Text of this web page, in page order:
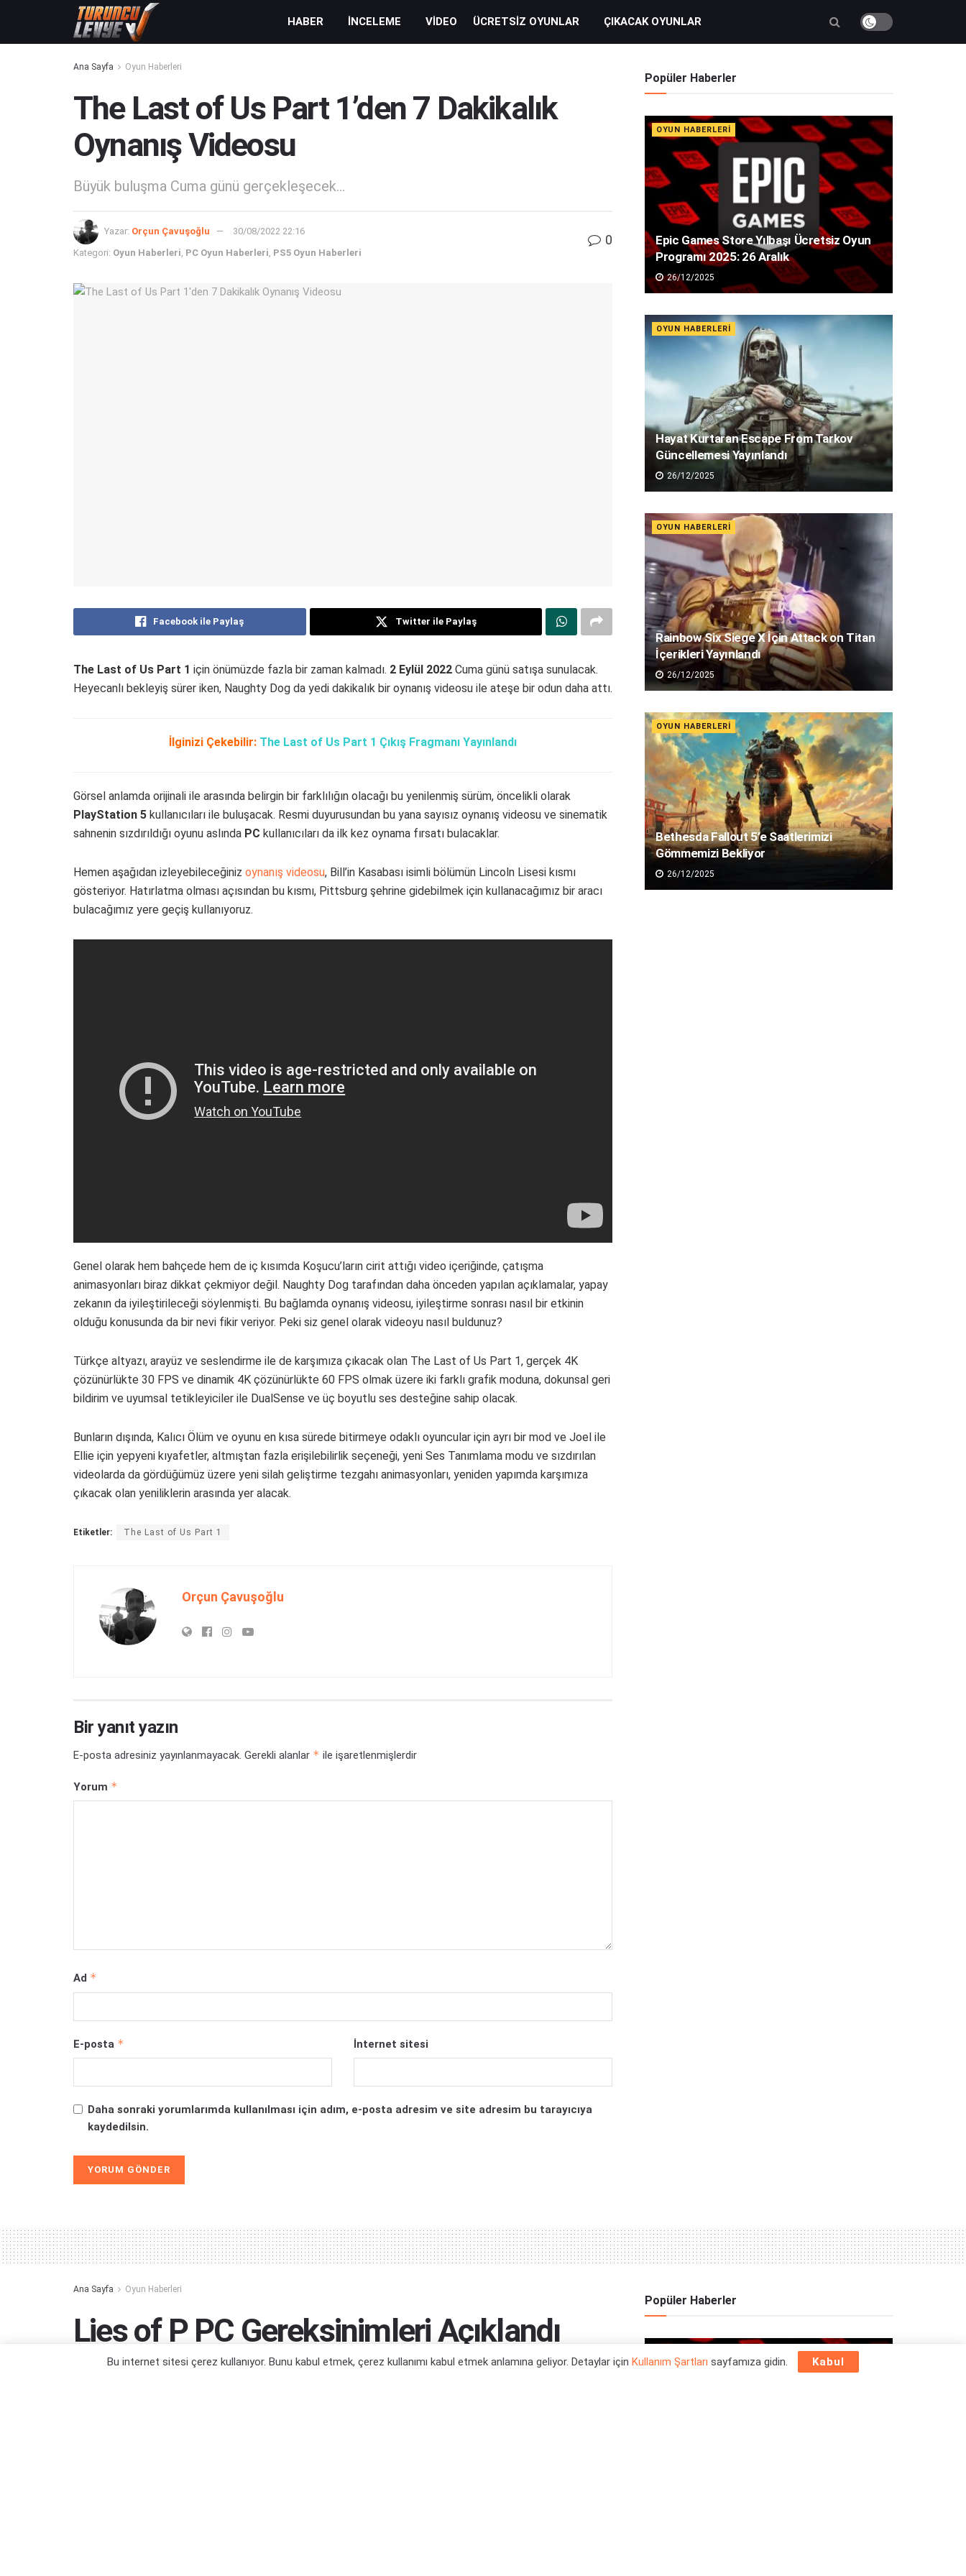
HABER İNCELEME VIDEO ÜCRETSIZ OYUNLAR ÇIKACAK OYUNLAR
Ana Sayfa Oyun Haberleri
The Last of Us Part 1’den 7 Dakikalık
Oynanış Videosu
Büyük buluşma Cuma günü gerçekleşecek...
Yazar: Orçun Çavuşoğlu 30/08/2022 22:16
Kategori: Oyun Haberleri, PC Oyun Haberleri, PS5 Oyun Haberleri
0
Facebook ile Paylaş Twitter ile Paylaş
The Last of Us Part 1 için önümüzde fazla bir zaman kalmadı. 2 Eylül 2022 Cuma günü satışa sunulacak.
Heyecanlı bekleyiş sürer iken, Naughty Dog da yedi dakikalık bir oynanış videosu ile ateşe bir odun daha attı.
İlginizi Çekebilir: The Last of Us Part 1 Çıkış Fragmanı Yayınlandı
Görsel anlamda orijinali ile arasında belirgin bir farklılığın olacağı bu yenilenmiş sürüm, öncelikli olarak
PlayStation 5 kullanıcıları ile buluşacak. Resmi duyurusundan bu yana sayısız oynanış videosu ve sinematik
sahnenin sızdırıldığı oyunu aslında PC kullanıcıları da ilk kez oynama fırsatı bulacaklar.
Hemen aşağıdan izleyebileceğiniz oynanış videosu, Bill’in Kasabası isimli bölümün Lincoln Lisesi kısmı
gösteriyor. Hatırlatma olması açısından bu kısmı, Pittsburg şehrine gidebilmek için kullanacağımız bir aracı
bulacağımız yere geçiş kullanıyoruz.
Genel olarak hem bahçede hem de iç kısımda Koşucu’ların cirit attığı video içeriğinde, çatışma
animasyonları biraz dikkat çekmiyor değil. Naughty Dog tarafından daha önceden yapılan açıklamalar, yapay
zekanın da iyileştirileceği söylenmişti. Bu bağlamda oynanış videosu, iyileştirme sonrası nasıl bir etkinin
olduğu konusunda da bir nevi fikir veriyor. Peki siz genel olarak videoyu nasıl buldunuz?
Türkçe altyazı, arayüz ve seslendirme ile de karşımıza çıkacak olan The Last of Us Part 1, gerçek 4K
çözünürlükte 30 FPS ve dinamik 4K çözünürlükte 60 FPS olmak üzere iki farklı grafik moduna, dokunsal geri
bildirim ve uyumsal tetikleyiciler ile DualSense ve üç boyutlu ses desteğine sahip olacak.
Bunların dışında, Kalıcı Ölüm ve oyunu en kısa sürede bitirmeye odaklı oyuncular için ayrı bir mod ve Joel ile
Ellie için yepyeni kıyafetler, altmıştan fazla erişilebilirlik seçeneği, yeni Ses Tanımlama modu ve sızdırılan
videolarda da gördüğümüz üzere yeni silah geliştirme tezgahı animasyonları, yeniden yapımda karşımıza
çıkacak olan yeniliklerin arasında yer alacak.
Etiketler: The Last of Us Part 1
Orçun Çavuşoğlu
Bir yanıt yazın
E-posta adresiniz yayınlanmayacak. Gerekli alanlar * ile işaretlenmişlerdir
Yorum *
Ad *
E-posta * İnternet sitesi
Daha sonraki yorumlarımda kullanılması için adım, e-posta adresim ve site adresim bu tarayıcıya
kaydedilsin.
Popüler Haberler
OYUN HABERLERI
Epic Games Store Yılbaşı Ücretsiz Oyun
Programı 2025: 26 Aralık
26/12/2025
OYUN HABERLERI
Hayat Kurtaran Escape From Tarkov
Güncellemesi Yayınlandı
26/12/2025
OYUN HABERLERI
Rainbow Six Siege X İçin Attack on Titan
İçerikleri Yayınlandı
26/12/2025
OYUN HABERLERI
Bethesda Fallout 5’e Saatlerimizi
Gömmemizi Bekliyor
26/12/2025
Ana Sayfa Oyun Haberleri
Lies of P PC Gereksinimleri Açıklandı
Bilgisayarınız yeni oyun için yeterli mi?
Popüler Haberler
Bu internet sitesi çerez kullanıyor. Bunu kabul etmek, çerez kullanımı kabul etmek anlamına geliyor. Detaylar için Kullanım Şartları sayfamıza gidin. Kabul